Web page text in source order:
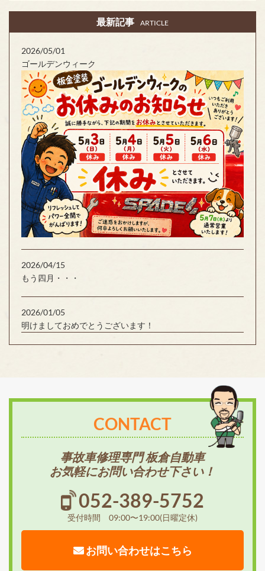
最新記事 ARTICLE
2026/05/01
ゴールデンウィーク
2026/04/15
もう四月・・・
2026/01/05
明けましておめでとうございます！
CONTACT
事故車修理専門 板倉自動車
お気軽にお問い合わせ下さい！
052-389-5752
受付時間 09:00〜19:00(日曜定休)
お問い合わせはこちら